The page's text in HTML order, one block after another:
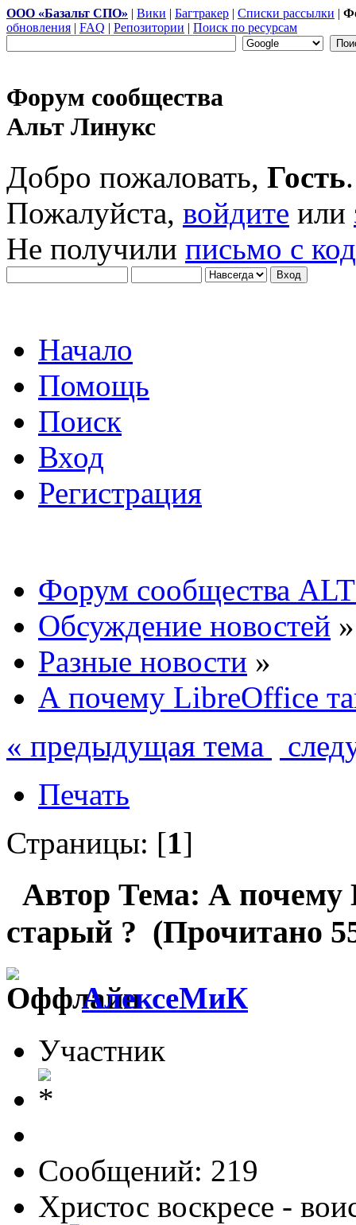
ООО «Базальт СПО» | Вики | Багтракер | Списки рассылки |
обновления | FAQ | Репозитории | Поиск по ресурсам
Форум сообщества
Альт Линукс
Добро пожаловать, Гость.
Пожалуйста, войдите или
Не получили письмо с
Начало
Помощь
Поиск
Вход
Регистрация
Форум сообщества
Обсуждение новостей »
Разные новости »
А почему LibreOffice
« предыдущая тема
Печать
Страницы: [1]
Автор Тема: А почему
старый ? (Прочитано
АлексеМиК
Участник
Сообщений: 219
Христос воскресе -